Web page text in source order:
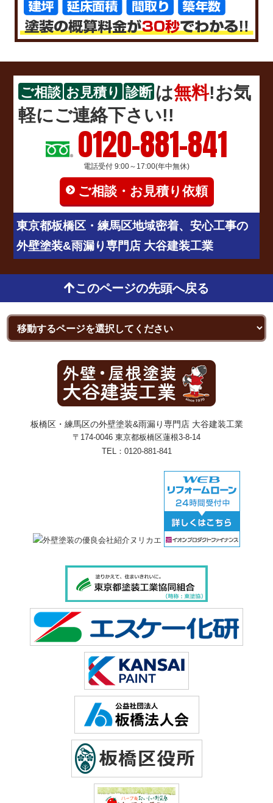
ご相談 お見積り 診断 は無料!お気
軽にご連絡下さい!!
0120-881-841
電話受付 9:00～17:00(年中無休)
ご相談・お見積り依頼
東京都板橋区・練馬区地域密着、安心工事の
外壁塗装&雨漏り専門店 大谷建装工業
このページの先頭へ戻る
板橋区・練馬区の外壁塗装&雨漏り専門店 大谷建装工業
〒174-0046 東京都板橋区蓮根3-8-14
TEL： 0120-881-841